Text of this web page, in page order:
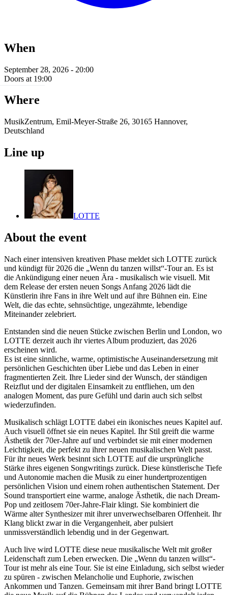
When
September 28, 2026 - 20:00
Doors at 19:00
Where
MusikZentrum, Emil-Meyer-Straße 26, 30165 Hannover,
Deutschland
Line up
LOTTE
About the event
Nach einer intensiven kreativen Phase meldet sich LOTTE zurück
und kündigt für 2026 die „Wenn du tanzen willst“-Tour an. Es ist
die Ankündigung einer neuen Ära - musikalisch wie visuell. Mit
dem Release der ersten neuen Songs Anfang 2026 lädt die
Künstlerin ihre Fans in ihre Welt und auf ihre Bühnen ein. Eine
Welt, die das echte, sehnsüchtige, ungezähmte, lebendige
Miteinander zelebriert.
Entstanden sind die neuen Stücke zwischen Berlin und London, wo
LOTTE derzeit auch ihr viertes Album produziert, das 2026
erscheinen wird.
Es ist eine sinnliche, warme, optimistische Auseinandersetzung mit
persönlichen Geschichten über Liebe und das Leben in einer
fragmentierten Zeit. Ihre Lieder sind der Wunsch, der ständigen
Reizflut und der digitalen Einsamkeit zu entfliehen, um den
analogen Moment, das pure Gefühl und darin auch sich selbst
wiederzufinden.
Musikalisch schlägt LOTTE dabei ein ikonisches neues Kapitel auf.
Auch visuell öffnet sie ein neues Kapitel. Ihr Stil greift die warme
Ästhetik der 70er-Jahre auf und verbindet sie mit einer modernen
Leichtigkeit, die perfekt zu ihrer neuen musikalischen Welt passt.
Für ihr neues Werk besinnt sich LOTTE auf die ursprüngliche
Stärke ihres eigenen Songwritings zurück. Diese künstlerische Tiefe
und Autonomie machen die Musik zu einer hundertprozentigen
persönlichen Vision und einem rohen authentischen Statement. Der
Sound transportiert eine warme, analoge Ästhetik, die nach Dream-
Pop und zeitlosem 70er-Jahre-Flair klingt. Sie kombiniert die
Wärme alter Synthesizer mit ihrer unverwechselbaren Offenheit. Ihr
Klang blickt zwar in die Vergangenheit, aber pulsiert
unmissverständlich lebendig und in der Gegenwart.
Auch live wird LOTTE diese neue musikalische Welt mit großer
Leidenschaft zum Leben erwecken. Die „Wenn du tanzen willst“-
Tour ist mehr als eine Tour. Sie ist eine Einladung, sich selbst wieder
zu spüren - zwischen Melancholie und Euphorie, zwischen
Ankommen und Tanzen. Gemeinsam mit ihrer Band bringt LOTTE